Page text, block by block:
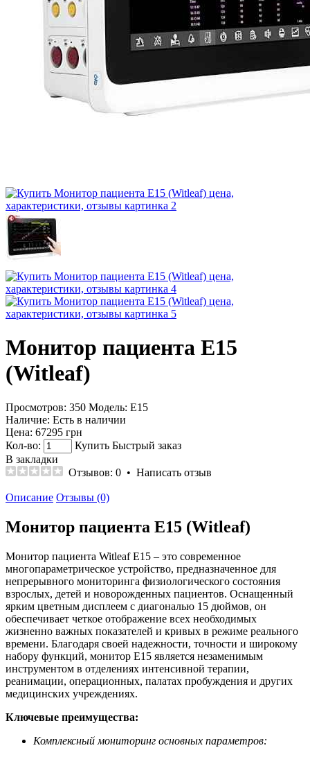
Монитор пациента Е15
(Witleaf)
Просмотров: 350 Модель: Е15
Наличие: Есть в наличии
Цена: 67295 грн
Кол-во:
Купить Быстрый заказ
В закладки
Отзывов: 0 • Написать отзыв
Описание Отзывы (0)
Монитор пациента Е15 (Witleaf)
Монитор пациента Witleaf E15 – это современное
многопараметрическое устройство, предназначенное для
непрерывного мониторинга физиологического состояния
взрослых, детей и новорожденных пациентов. Оснащенный
ярким цветным дисплеем с диагональю 15 дюймов, он
обеспечивает четкое отображение всех необходимых
жизненно важных показателей и кривых в режиме реального
времени. Благодаря своей надежности, точности и широкому
набору функций, монитор E15 является незаменимым
инструментом в отделениях интенсивной терапии,
реанимации, операционных, палатах пробуждения и других
медицинских учреждениях.
Ключевые преимущества:
Комплексный мониторинг основных параметров: